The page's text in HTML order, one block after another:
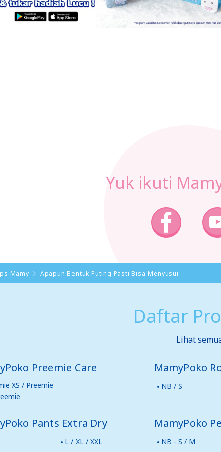
Yuk ikuti
Mamy Apapun Bentuk Puting Pasti Bisa Menyusui
Daftar
Lihat
Preemie Care
XS / Preemie
MamyPoko
NB / S
Pants Extra Dry
L / XL / XXL
MamyPoko
NB - S / M